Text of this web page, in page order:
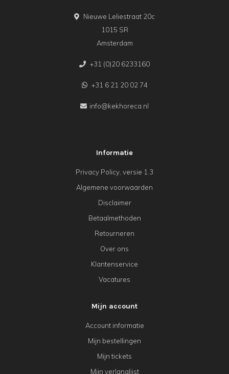
Nieuwe Leliestraat 20c
1015 SR
Amsterdam
+31 (0)20 6233160
+31 6 21 20 02 74
info@kekhoreca.nl
Informatie
Privacy Policy, versie 1.3
Algemene voorwaarden
Disclaimer
Betaalmethoden
Retourneren
Over ons
Klantenservice
Vacatures
Mijn account
Account informatie
Mijn bestellingen
Mijn tickets
Mijn verlanglijst